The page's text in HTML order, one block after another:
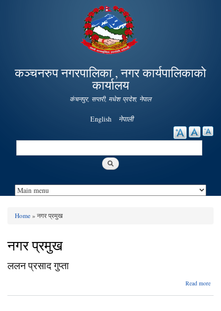
Skip to
main
content
कञ्चनरुप नगरपालिका , नगर कार्यपालिकाको
कार्यालय
कंचनपुर, सप्तरी, मधेश प्रदेश, नेपाल
English नेपाली
Search
You are here
Home» नगर प्रमुख
नगर प्रमुख
ललन प्रसाद गुप्ता
Read more